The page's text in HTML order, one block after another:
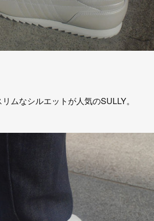
ムなシルエットが人気のSULLY。